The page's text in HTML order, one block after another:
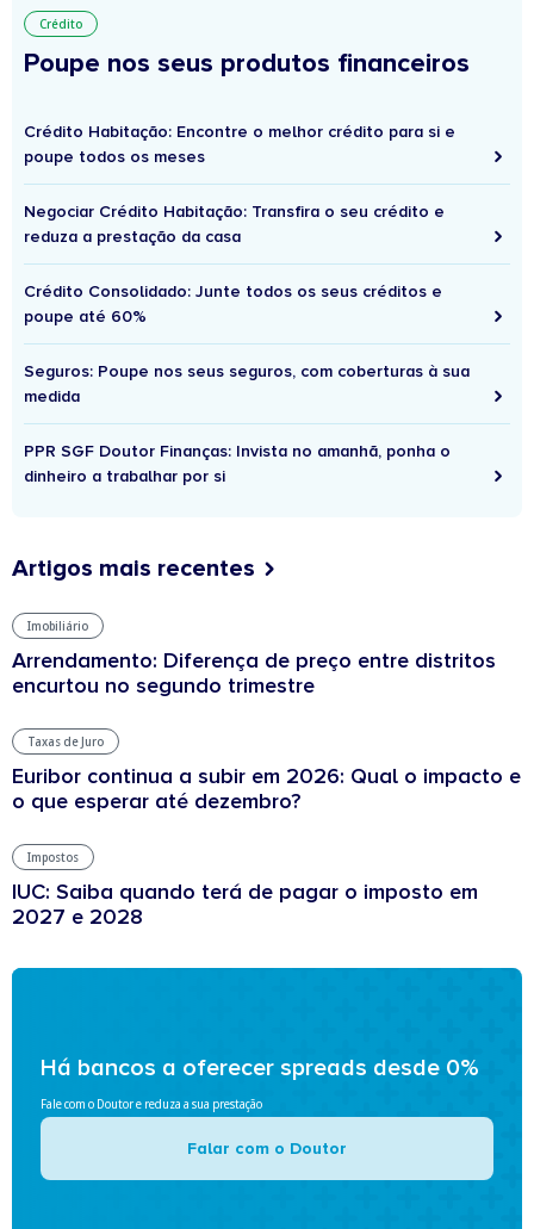
Crédito
Poupe nos seus produtos financeiros
Crédito Habitação: Encontre o melhor crédito para si e
poupe todos os meses
Negociar Crédito Habitação: Transfira o seu crédito e
reduza a prestação da casa
Crédito Consolidado: Junte todos os seus créditos e
poupe até 60%
Seguros: Poupe nos seus seguros, com coberturas à sua
medida
PPR SGF Doutor Finanças: Invista no amanhã, ponha o
dinheiro a trabalhar por si
Artigos mais recentes
Imobiliário
Arrendamento: Diferença de preço entre distritos
encurtou no segundo trimestre
Taxas de Juro
Euribor continua a subir em 2026: Qual o impacto e
o que esperar até dezembro?
Impostos
IUC: Saiba quando terá de pagar o imposto em
2027 e 2028
Há bancos a oferecer spreads desde 0%
Fale com o Doutor e reduza a sua prestação
Falar com o Doutor